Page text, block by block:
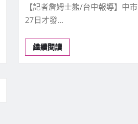
【記者詹姆士熊/台中報導】中市
27日才發…
繼續閱讀